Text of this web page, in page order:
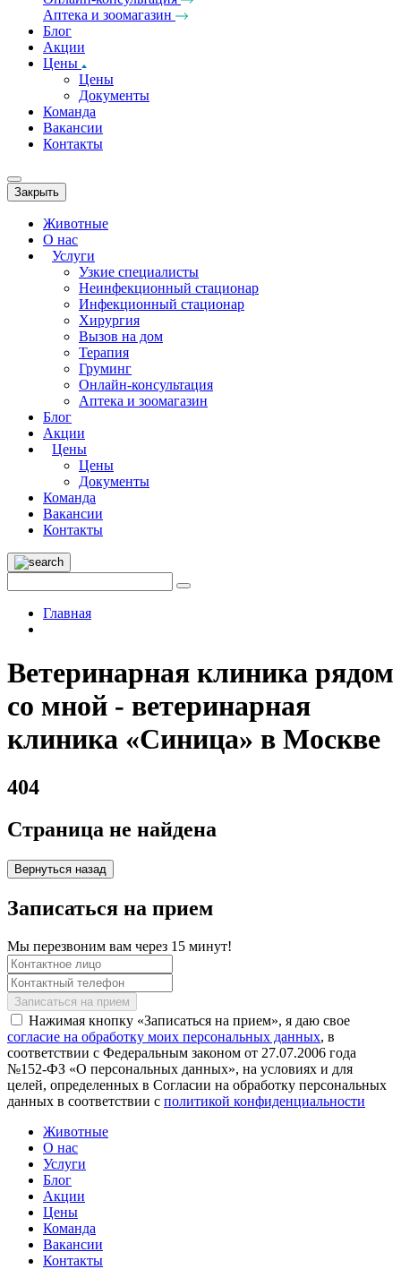
Аптека и зоомагазин
Блог
Акции
Цены
Цены
Документы
Команда
Вакансии
Контакты
Закрыть
Животные
О нас
Услуги
Узкие специалисты
Неинфекционный стационар
Инфекционный стационар
Хирургия
Вызов на дом
Терапия
Груминг
Онлайн-консультация
Аптека и зоомагазин
Блог
Акции
Цены
Цены
Документы
Команда
Вакансии
Контакты
Главная
Ветеринарная клиника рядом
со мной - ветеринарная
клиника «Синица» в Москве
404
Страница не найдена
Вернуться назад
Записаться на прием
Мы перезвоним вам через 15 минут!
Нажимая кнопку «Записаться на прием», я даю свое
согласие на обработку моих персональных данных, в
соответствии с Федеральным законом от 27.07.2006 года
№152-ФЗ «О персональных данных», на условиях и для
целей, определенных в Согласии на обработку персональных
данных в соответствии с политикой конфиденциальности
Животные
О нас
Услуги
Блог
Акции
Цены
Команда
Вакансии
Контакты